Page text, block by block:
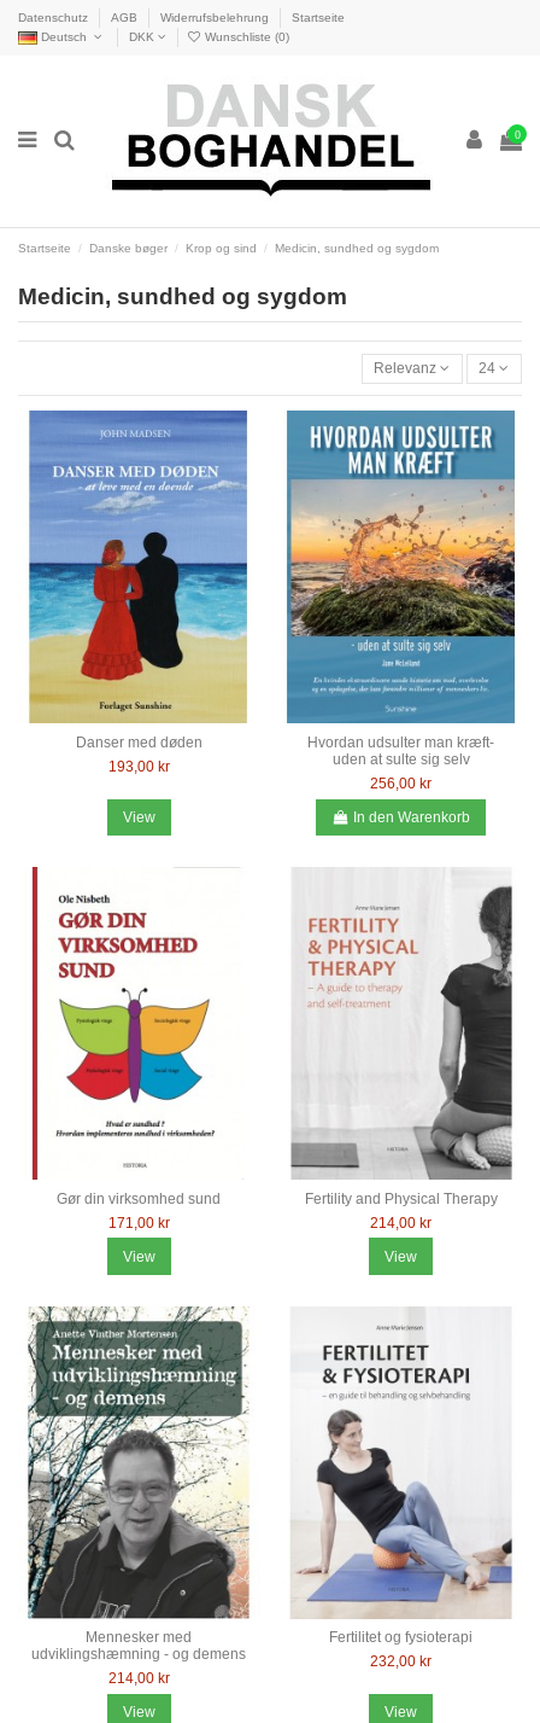
Datenschutz AGB Widerrufsbelehrung
Startseite
Deutsch
DKK Wunschliste (0)
0
Startseite Danske bøger Krop og sind Medicin, sundhed og sygdom
Medicin, sundhed og sygdom
Relevanz 24
Danser med døden
193,00 kr
View
Hvordan udsulter man kræft-
uden at sulte sig selv
256,00 kr
In den Warenkorb
Gør din virksomhed sund
171,00 kr
View
Fertility and Physical Therapy
214,00 kr
View
Mennesker med
udviklingshæmning - og demens
214,00 kr
View
Fertilitet og fysioterapi
232,00 kr
View